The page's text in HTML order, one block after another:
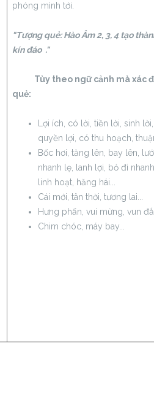
phóng mình tới.
"Tượng quẻ: Hào Âm 2, 3, 4 tạo
kín đáo ."
Tùy theo ngữ cảnh mà xác
quẻ:
Lợi ích, có lời, tiền lời, sinh
quyền lợi, có thu hoạch, thuận
Bốc hơi, tăng lên, bay lên,
nhanh lẹ, lanh lợi, bỏ đi
linh hoạt, hăng hái...
Cái mới, tân thời, tương lai...
Hưng phấn, vui mừng, vun
Chim chóc, máy bay...